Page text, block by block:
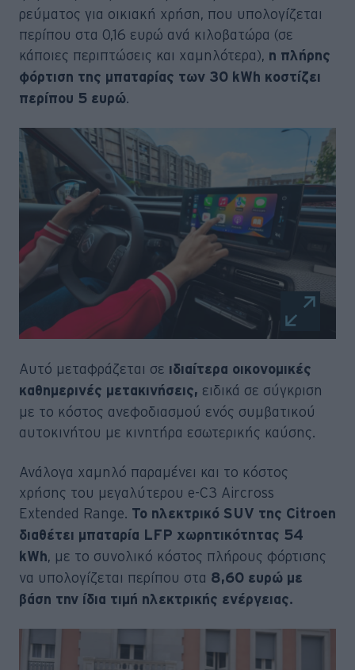
ρεύματος για οικιακή χρήση, που υπολογίζεται
περίπου στα 0,16 ευρώ ανά κιλοβατώρα (σε
κάποιες περιπτώσεις και χαμηλότερα), η πλήρης
φόρτιση της μπαταρίας των 30 kWh κοστίζει
περίπου 5 ευρώ.
Αυτό μεταφράζεται σε ιδιαίτερα οικονομικές
καθημερινές μετακινήσεις, ειδικά σε σύγκριση
με το κόστος ανεφοδιασμού ενός συμβατικού
αυτοκινήτου με κινητήρα εσωτερικής καύσης.
Ανάλογα χαμηλό παραμένει και το κόστος
χρήσης του μεγαλύτερου e-C3 Aircross
Extended Range. Το ηλεκτρικό SUV της Citroen
διαθέτει μπαταρία LFP χωρητικότητας 54
kWh, με το συνολικό κόστος πλήρους φόρτισης
να υπολογίζεται περίπου στα 8,60 ευρώ με
βάση την ίδια τιμή ηλεκτρικής ενέργειας.